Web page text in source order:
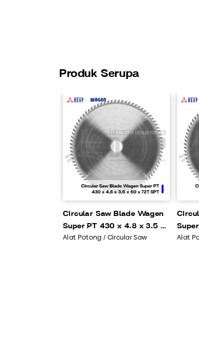
Produk Serupa
Circular Saw Blade Wagen
Super PT 430 x 4.8 x 3.5 x
60 x 72T SPT OP4105
Alat Potong / Circular Saw
75 x
Alat